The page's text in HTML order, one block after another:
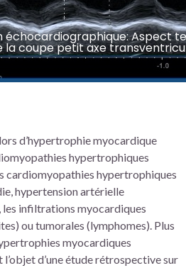
échocardiographique:
la coupe petit axe
d’hypertrophie myocardique
hypertrophiques
cardiomyopathies hypertrophiques
hypertension artérielle
les infiltrations myocardiques
ou tumorales (lymphomes). Plus
myocardiques
d’une étude rétrospective sur